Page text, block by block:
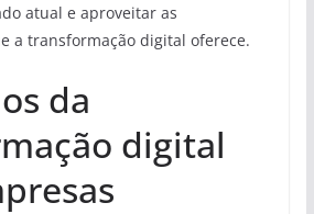
atual e aproveitar as
a transformação digital oferece.
da
digital